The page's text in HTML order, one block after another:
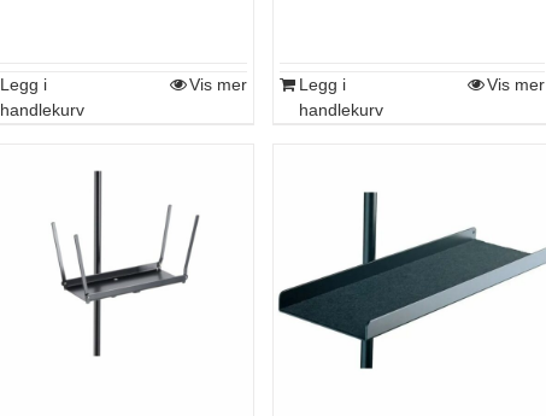
kr1,225.
Legg i
handlekurv
Vis mer
Legg i
handlekurv
Vis mer